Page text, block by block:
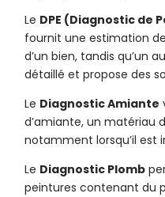
Le DPE (Diagnostic de
fournit une estimation
d’un bien, tandis qu’un
détaillé et propose des
Le Diagnostic Amiante
d’amiante, un matériau
notamment lorsqu’il est
Le Diagnostic Plomb
peintures contenant du